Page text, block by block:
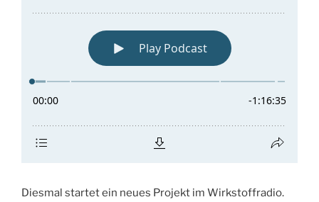
Diesmal startet ein neues Projekt im Wirkstoffradio.